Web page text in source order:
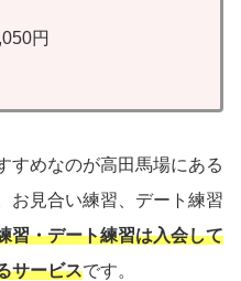
円
すめなのが高田馬場にある
お見合い練習、デート練習
習・デート練習は入会して
サービスです。